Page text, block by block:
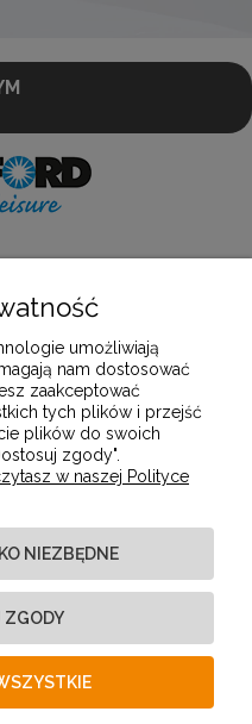
umożliwiają
nam dostosować
zaakceptować
tych plików i przejść
plików do swoich
zgody".
w naszej Polityce
NIEZBĘDNE
ZGODY